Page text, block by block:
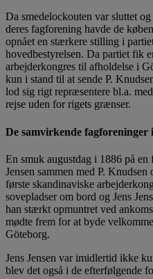
Da smedelockouten var sluttet
deres fagforening havde de
opnået en stærkere stilling i
hovedbestyrelsen. Da partiet fik
arbejderkongres til afholdelse i
kun i stand til at sende P.
lod sig rigt repræsentere bl.a.
rejse uden for rigets grænser.
De samvirkende fagforeninger
En smuk augustdag i 1886 på
Jensen sammen med P.
første skandinaviske
sovepladser om bord og Jens
han stærkt opmuntret ved
mødte frem for at byde
Göteborg.
Jens Jensen var imidlertid ikke
blev det også i de efterfølgende